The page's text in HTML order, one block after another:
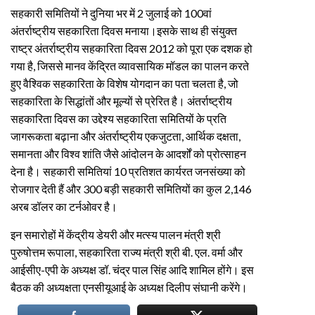
सहकारी समितियों ने दुनिया भर में 2 जुलाई को 100वां
अंतर्राष्ट्रीय सहकारिता दिवस मनाया।इसके साथ ही संयुक्त
राष्ट्र अंतर्राष्ट्रीय सहकारिता दिवस 2012 को पूरा एक दशक हो
गया है, जिससे मानव केंद्रित व्यावसायिक मॉडल का पालन करते
हुए वैश्विक सहकारिता के विशेष योगदान का पता चलता है, जो
सहकारिता के सिद्धांतों और मूल्यों से प्रेरित है। अंतर्राष्ट्रीय
सहकारिता दिवस का उद्देश्य सहकारिता समितियों के प्रति
जागरूकता बढ़ाना और अंतर्राष्ट्रीय एकजुटता, आर्थिक दक्षता,
समानता और विश्व शांति जैसे आंदोलन के आदर्शों को प्रोत्साहन
देना है। सहकारी समितियां 10 प्रतिशत कार्यरत जनसंख्या को
रोजगार देती हैं और 300 बड़ी सहकारी समितियों का कुल 2,146
अरब डॉलर का टर्नओवर है।
इन समारोहों में केंद्रीय डेयरी और मत्स्य पालन मंत्री श्री
पुरुषोत्तम रूपाला, सहकारिता राज्य मंत्री श्री बी. एल. वर्मा और
आईसीए-एपी के अध्यक्ष डॉ. चंद्र पाल सिंह आदि शामिल होंगे। इस
बैठक की अध्यक्षता एनसीयूआई के अध्यक्ष दिलीप संघानी करेंगे।